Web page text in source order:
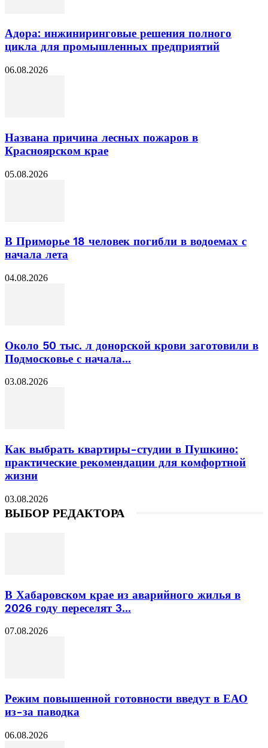
Адора: инжиниринговые решения полного
цикла для промышленных предприятий
06.08.2026
Названа причина лесных пожаров в
Красноярском крае
05.08.2026
В Приморье 18 человек погибли в водоемах с
начала лета
04.08.2026
Около 50 тыс. л донорской крови заготовили в
Подмосковье с начала...
03.08.2026
Как выбрать квартиры-студии в Пушкино:
практические рекомендации для комфортной
жизни
03.08.2026
ВЫБОР РЕДАКТОРА
В Хабаровском крае из аварийного жилья в
2026 году переселят 3...
07.08.2026
Режим повышенной готовности введут в ЕАО
из-за паводка
06.08.2026